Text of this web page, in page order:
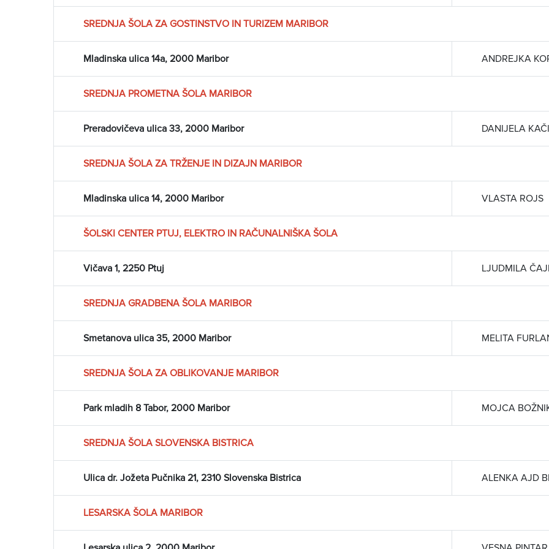
SREDNJA ŠOLA ZA GOSTINSTVO IN TURIZEM MARIBOR
Mladinska ulica 14a, 2000 Maribor ANDREJKA
SREDNJA PROMETNA ŠOLA MARIBOR
Preradovičeva ulica 33, 2000 Maribor DANIJELA
SREDNJA ŠOLA ZA TRŽENJE IN DIZAJN MARIBOR
Mladinska ulica 14, 2000 Maribor VLASTA ROJS
ŠOLSKI CENTER PTUJ, ELEKTRO IN RAČUNALNIŠKA ŠOLA
Vičava 1, 2250 Ptuj LJUDMILA
SREDNJA GRADBENA ŠOLA MARIBOR
Smetanova ulica 35, 2000 Maribor MELITA
SREDNJA ŠOLA ZA OBLIKOVANJE MARIBOR
Park mladih 8 Tabor, 2000 Maribor MOJCA
SREDNJA ŠOLA SLOVENSKA BISTRICA
Ulica dr. Jožeta Pučnika 21, 2310 Slovenska Bistrica ALENKA AJD
LESARSKA ŠOLA MARIBOR